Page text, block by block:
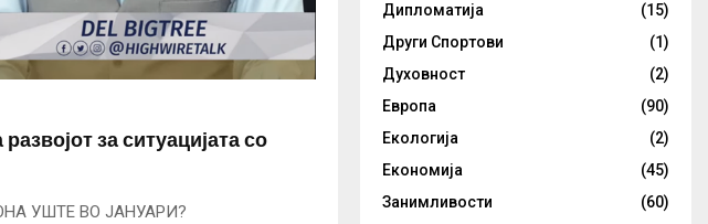
за ситуацијата со
УШТЕ ВО ЈАНУАРИ?
Дипломатија
(15)
Други Спортови
(1)
Духовност
(2)
Европа
(90)
Екологија
(2)
Економија
(45)
Занимливости
(60)